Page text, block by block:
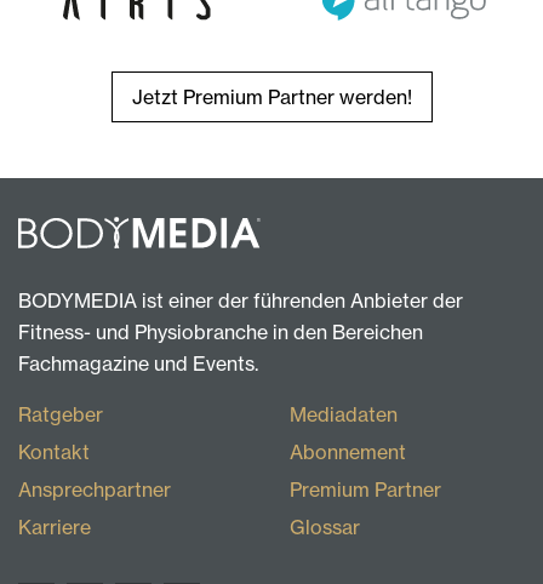
Jetzt Premium Partner werden!
BODYMEDIA ist einer der führenden Anbieter der
Fitness- und Physiobranche in den Bereichen
Fachmagazine und Events.
Ratgeber
Kontakt
Ansprechpartner
Karriere
Mediadaten
Abonnement
Premium Partner
Glossar